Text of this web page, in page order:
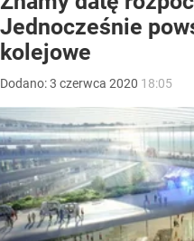
Jednocześnie
kolejowe
Dodano:3 czerwca 2020 18:05